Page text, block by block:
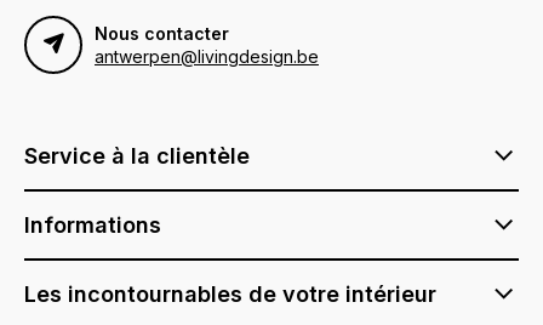
Nous contacter
antwerpen@livingdesign.be
Service à la clientèle
Informations
Les incontournables de votre intérieur